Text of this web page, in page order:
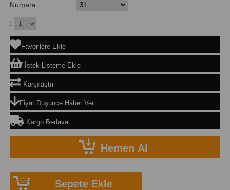
Numara
:
:
Favorilere Ekle
İstek Listeme Ekle
Karşılaştır
Fiyat Düşünce Haber Ver
Kargo Bedava